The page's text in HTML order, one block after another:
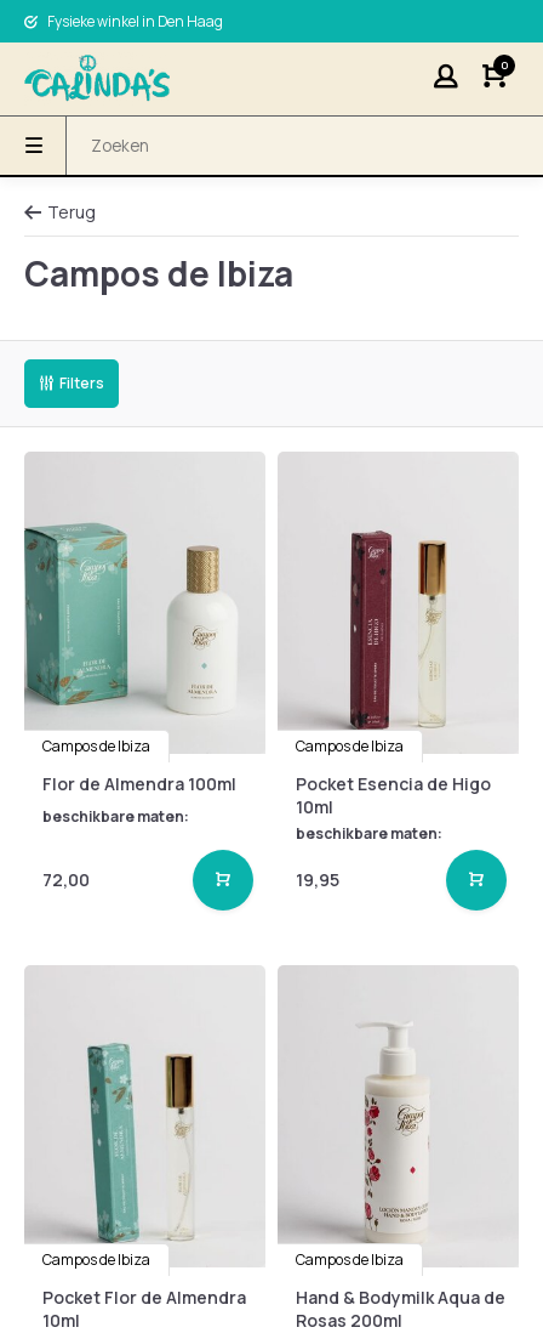
Fysieke winkel in Den Haag
0
Terug
Campos de Ibiza
Filters
Campos de Ibiza
Flor de Almendra 100ml
beschikbare maten:
72,00
Campos de Ibiza
Pocket Esencia de Higo
10ml
beschikbare maten:
19,95
Campos de Ibiza
Pocket Flor de Almendra
10ml
Campos de Ibiza
Hand & Bodymilk Aqua de
Rosas 200ml